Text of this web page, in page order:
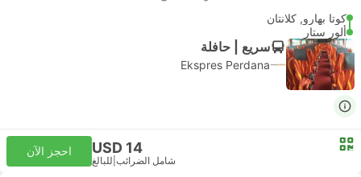
كوتا بهارو, كلانتان
ألور ستار
سريع | حافلة
Ekspres Perdana
USD 14
شامل الضرائب للبالغ
احجز الآن